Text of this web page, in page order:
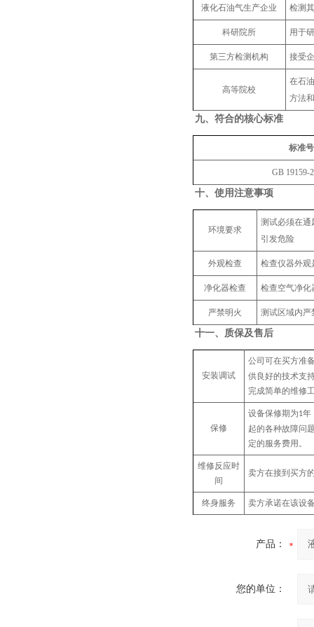
液化石油气生产企业 检测
科研院所 用于
第三方检测机构 接受
高等院校
在石
方法
九、 符合的核心标准
标准号
GB 19159-
十、 使用注意事项
环境要求
测试必须在通
引发危险
外观检查 检查仪器外观
净化器检查 检查空气净化
严禁明火 测试区域内严
十一、 质保及售后
安装调试
公司可在买方准
供良好的技术支
完成简单的维修
保修
设备保修期为1年
起的各种故障问
定的服务费用。
维修反应时
间
卖方在接到买方
终身服务 卖方承诺在该设
产品：
您的单位：